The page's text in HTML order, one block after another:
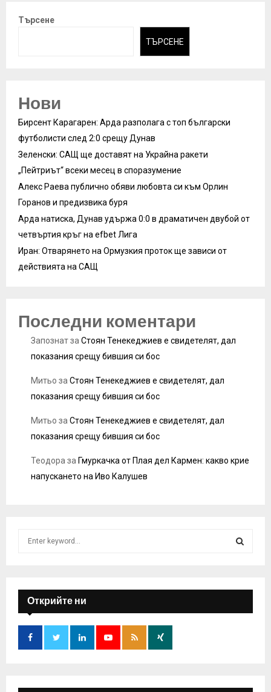
Търсене
ТЪРСЕНЕ
Нови
Бирсент Карагарен: Арда разполага с топ български
футболисти след 2:0 срещу Дунав
Зеленски: САЩ ще доставят на Украйна ракети
„Пейтриът“ всеки месец в споразумение
Алекс Раева публично обяви любовта си към Орлин
Горанов и предизвика буря
Арда натиска, Дунав удържа 0:0 в драматичен двубой от
четвъртия кръг на efbet Лига
Иран: Отварянето на Ормузкия проток ще зависи от
действията на САЩ
Последни коментари
Запознатза Стоян Тенекеджиев е свидетелят, дал
показания срещу бившия си бос
Митьо за Стоян Тенекеджиев е свидетелят, дал
показания срещу бившия си бос
Митьо за Стоян Тенекеджиев е свидетелят, дал
показания срещу бившия си бос
Теодора за Гмуркачка от Плая дел Кармен: какво крие
напускането на Иво Калушев
f
o
:
E
A
H
Открийте ни